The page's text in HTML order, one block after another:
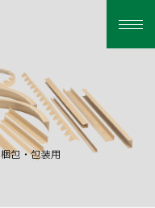
梱包・包装用